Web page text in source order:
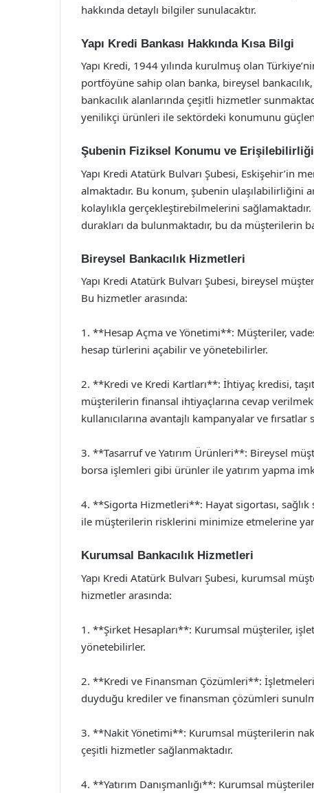
hakkında detaylı bilgiler sunulacaktır.
Yapı Kredi Bankası Hakkında Kısa Bilgi
Yapı Kredi, 1944 yılında kurulmuş olan
portföyüne sahip olan banka, bireysel bankacılık,
bankacılık alanlarında çeşitli hizmetler
yenilikçi ürünleri ile sektördeki konumunu
Şubenin Fiziksel Konumu ve Erişilebilirliği
Yapı Kredi Atatürk Bulvarı Şubesi, Eskişehir’in
almaktadır. Bu konum, şubenin ulaşılabilirliğini
kolaylıkla gerçekleştirebilmelerini
durakları da bulunmaktadır, bu da müşterilerin
Bireysel Bankacılık Hizmetleri
Yapı Kredi Atatürk Bulvarı Şubesi, bireysel
Bu hizmetler arasında:
1. **Hesap Açma ve Yönetimi**: Müşteriler,
hesap türlerini açabilir ve yönetebilirler.
2. **Kredi ve Kredi Kartları**: İhtiyaç kredisi,
müşterilerin finansal ihtiyaçlarına cevap
kullanıcılarına avantajlı kampanyalar ve fırsatlar
3. **Tasarruf ve Yatırım Ürünleri**: Bireysel
borsa işlemleri gibi ürünler ile yatırım yapma
4. **Sigorta Hizmetleri**: Hayat sigortası,
ile müşterilerin risklerini minimize etmelerine
Kurumsal Bankacılık Hizmetleri
Yapı Kredi Atatürk Bulvarı Şubesi, kurumsal
hizmetler arasında:
1. **Şirket Hesapları**: Kurumsal müşteriler,
yönetebilirler.
2. **Kredi ve Finansman Çözümleri**:
duyduğu krediler ve finansman çözümleri
3. **Nakit Yönetimi**: Kurumsal müşterilerin
çeşitli hizmetler sağlanmaktadır.
4. **Yatırım Danışmanlığı**: Kurumsal